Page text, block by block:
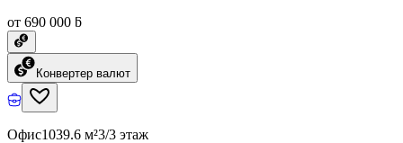
от 690 000 ƃ
Конвертер валют
Офис1039.6 м²3/3 этаж